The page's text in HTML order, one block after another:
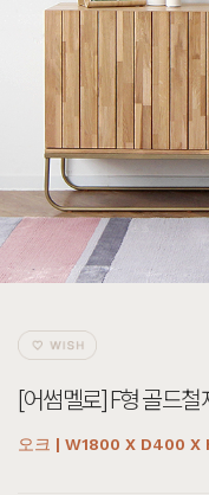
[어썸멜로] F형 골드
오크 | W1800 X D400